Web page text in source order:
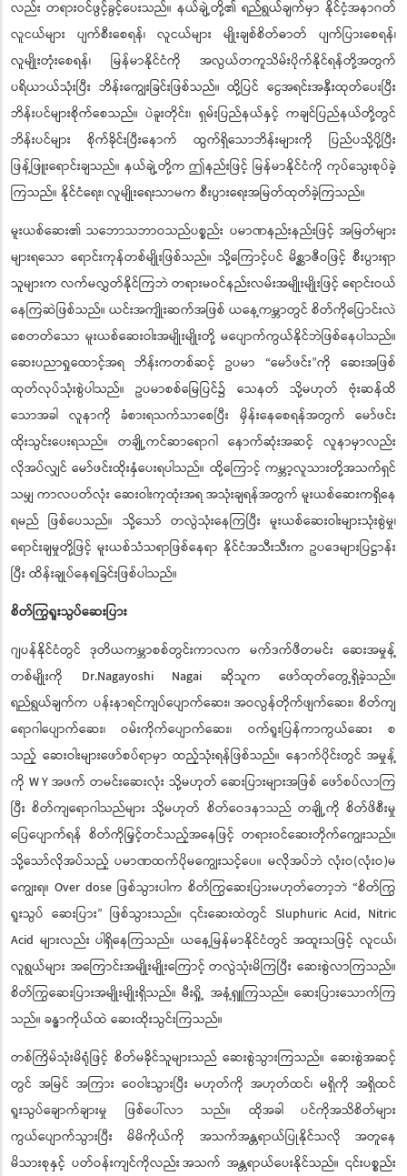
လည်း တရားဝင်ဖွင့်ခွင့်ပေးသည်။ နယ်ချဲ့တို့၏ ရည်ရွယ်ချက်မှာ နိုင်ငံ့အနာဂတ်
လူငယ်များ ပျက်စီးစေရန်၊ လူငယ်များ မျိုးချစ်စိတ်ဓာတ် ပျက်ပြားစေရန်၊
လူမျိုးတုံးစေရန်၊ မြန်မာနိုင်ငံကို အလွယ်တကူသိမ်းပိုက်နိုင်ရန်တို့အတွက်
ပရိယာယ်သုံးပြီး ဘိန်းကျွေးခြင်းဖြစ်သည်။ ထို့ပြင် ငွေအရင်းအနှီးထုတ်ပေးပြီး
ဘိန်းပင်များစိုက်စေသည်။ ပဲခူးတိုင်း၊ ရှမ်းပြည်နယ်နှင့် ကချင်ပြည်နယ်တို့တွင်
ဘိန်းပင်များ စိုက်ခိုင်းပြီးနောက် ထွက်ရှိသောဘိန်းများကို ပြည်ပသို့ပို့ပြီး
ဖြန့်ဖြူးရောင်းချသည်။ နယ်ချဲ့တို့က ဤနည်းဖြင့် မြန်မာနိုင်ငံကို ကုပ်သွေးစုပ်ခဲ့
ကြသည်။ နိုင်ငံရေး၊ လူမျိုးရေးသာမက စီးပွားရေးအမြတ်ထုတ်ခဲ့ကြသည်။
မူးယစ်ဆေး၏ သဘောသဘာဝသည်ပစ္စည်း ပမာဏနည်းနည်းဖြင့် အမြတ်များ
များရသော ရောင်းကုန်တစ်မျိုးဖြစ်သည်။ သို့ကြောင့်ပင် မိစ္ဆာဇီဝဖြင့် စီးပွားရှာ
သူများက လက်မလွှတ်နိုင်ကြဘဲ တရားမဝင်နည်းလမ်းအမျိုးမျိုးဖြင့် ရောင်းဝယ်
နေကြဆဲဖြစ်သည်။ ယင်းအကျိုးဆက်အဖြစ် ယနေ့ကမ္ဘာတွင် စိတ်ကိုပြောင်းလဲ
စေတတ်သော မူးယစ်ဆေးဝါးအမျိုးမျိုးတို့ မပျောက်ကွယ်နိုင်ဘဲဖြစ်နေပါသည်။
ဆေးပညာရှုထောင့်အရ ဘိန်းကတစ်ဆင့် ဥပမာ “မော်ဖင်း”ကို ဆေးအဖြစ်
ထုတ်လုပ်သုံးစွဲပါသည်။ ဥပမာစစ်မြေပြင်၌ သေနတ် သို့မဟုတ် ဗုံးဆန်ထိ
သောအခါ လူနာကို ခံစားရသက်သာစေပြီး မှိန်းနေစေရန်အတွက် မော်ဖင်း
ထိုးသွင်းပေးရသည်။ တချို့ကင်ဆာရောဂါ နောက်ဆုံးအဆင့် လူနာမှာလည်း
လိုအပ်လျှင် မော်ဖင်းထိုးနှံပေးရပါသည်။ ထို့ကြောင့် ကမ္ဘာ့လူသားတို့အသက်ရှင်
သမျှ ကာလပတ်လုံး ဆေးဝါးကုထုံးအရ အသုံးချရန်အတွက် မူးယစ်ဆေးကရှိနေ
ရမည် ဖြစ်ပေသည်။ သို့သော် တလွဲသုံးနေကြပြီး မူးယစ်ဆေးဝါးများသုံးစွဲမှု၊
ရောင်းချမှုတို့ဖြင့် မူးယစ်သံသရာဖြစ်နေရာ နိုင်ငံအသီးသီးက ဥပဒေများပြဋ္ဌာန်း
ပြီး ထိန်းချုပ်နေရခြင်းဖြစ်ပါသည်။
စိတ်ကြွရူးသွပ်ဆေးပြား
ဂျပန်နိုင်ငံတွင် ဒုတိယကမ္ဘာစစ်တွင်းကာလက မက်ဒက်ဖီတမင်း ဆေးအမှုန့်
တစ်မျိုးကို Dr.Nagayoshi Nagai ဆိုသူက ဖော်ထုတ်တွေ့ရှိခဲ့သည်။
ရည်ရွယ်ချက်က ပန်းနာရင်ကျပ်ပျောက်ဆေး၊ အဝလွန်တိုက်ဖျက်ဆေး၊ စိတ်ကျ
ရောဂါပျောက်ဆေး၊ ဝမ်းကိုက်ပျောက်ဆေး၊ ဝက်ရူးပြန်ကာကွယ်ဆေး စ
သည့် ဆေးဝါးများဖော်စပ်ရာမှာ ထည့်သုံးရန်ဖြစ်သည်။ နောက်ပိုင်းတွင် အမှုန့်
ကို WY အဖက် တမင်းဆေးလုံး သို့မဟုတ် ဆေးပြားများအဖြစ် ဖော်စပ်လာကြ
ပြီး စိတ်ကျရောဂါသည်များ သို့မဟုတ် စိတ်ဝေဒနာသည် တချို့ကို စိတ်ဖိစီးမှု
ပြေပျောက်ရန် စိတ်ကိုမြှင့်တင်သည့်အနေဖြင့် တရားဝင်ဆေးတိုက်ကျွေးသည်။
သို့သော်လိုအပ်သည့် ပမာဏထက်ပိုမကျွေးသင့်ပေ။ မလိုအပ်ဘဲ လုံးဝ(လုံးဝ)မ
ကျွေးရ။ Over dose ဖြစ်သွားပါက စိတ်ကြွဆေးပြားမဟုတ်တော့ဘဲ “စိတ်ကြွ
ရူးသွပ် ဆေးပြား” ဖြစ်သွားသည်။ ၎င်းဆေးထဲတွင် Sluphuric Acid, Nitric
Acid များလည်း ပါရှိနေကြသည်။ ယနေ့မြန်မာနိုင်ငံတွင် အထူးသဖြင့် လူငယ်၊
လူရွယ်များ အကြောင်းအမျိုးမျိုးကြောင့် တလွဲသုံးမိကြပြီး ဆေးစွဲလာကြသည်။
စိတ်ကြွဆေးပြားအမျိုးမျိုးရှိသည်။ မီးရှို့ အနံ့ရှူကြသည်။ ဆေးပြားသောက်ကြ
သည်။ ခန္ဓာကိုယ်ထဲ ဆေးထိုးသွင်းကြသည်။
တစ်ကြိမ်သုံးမိရုံဖြင့် စိတ်မခိုင်သူများသည် ဆေးစွဲသွားကြသည်။ ဆေးစွဲအဆင့်
တွင် အမြင် အကြား ဝေဝါးသွားပြီး မဟုတ်ကို အဟုတ်ထင်၊ မရှိကို အရှိထင်
ရူးသွပ်ချောက်ချားမှု ဖြစ်ပေါ်လာ သည်။ ထိုအခါ ပင်ကိုအသိစိတ်များ
ကွယ်ပျောက်သွားပြီး မိမိကိုယ်ကို အသက်အန္တရာယ်ပြုနိုင်သလို အတူနေ
မိသားစုနှင့် ပတ်ဝန်းကျင်ကိုလည်းအသက် အန္တရာယ်ပေးနိုင်သည်။ ၎င်းပစ္စည်း